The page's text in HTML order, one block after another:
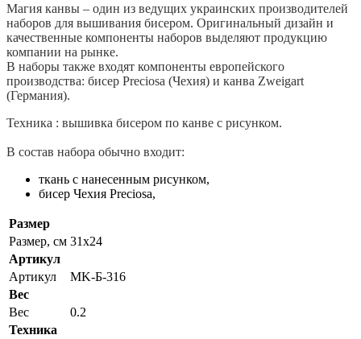
Магия канвы – один из ведущих украинских производителей
наборов для вышивания бисером. Оригинальный дизайн и
качественные компоненты наборов выделяют продукцию
компании на рынке.
В наборы также входят компоненты европейского
производства: бисер Preciosa (Чехия) и канва Zweigart
(Германия).
Техника : вышивка бисером по канве с рисунком.
В состав набора обычно входит:
ткань с нанесенным рисунком,
бисер Чехия Preciosa,
Размер
Размер, см 31x24
Артикул
Артикул
MK-Б-316
Вес
Вес
0.2
Техника